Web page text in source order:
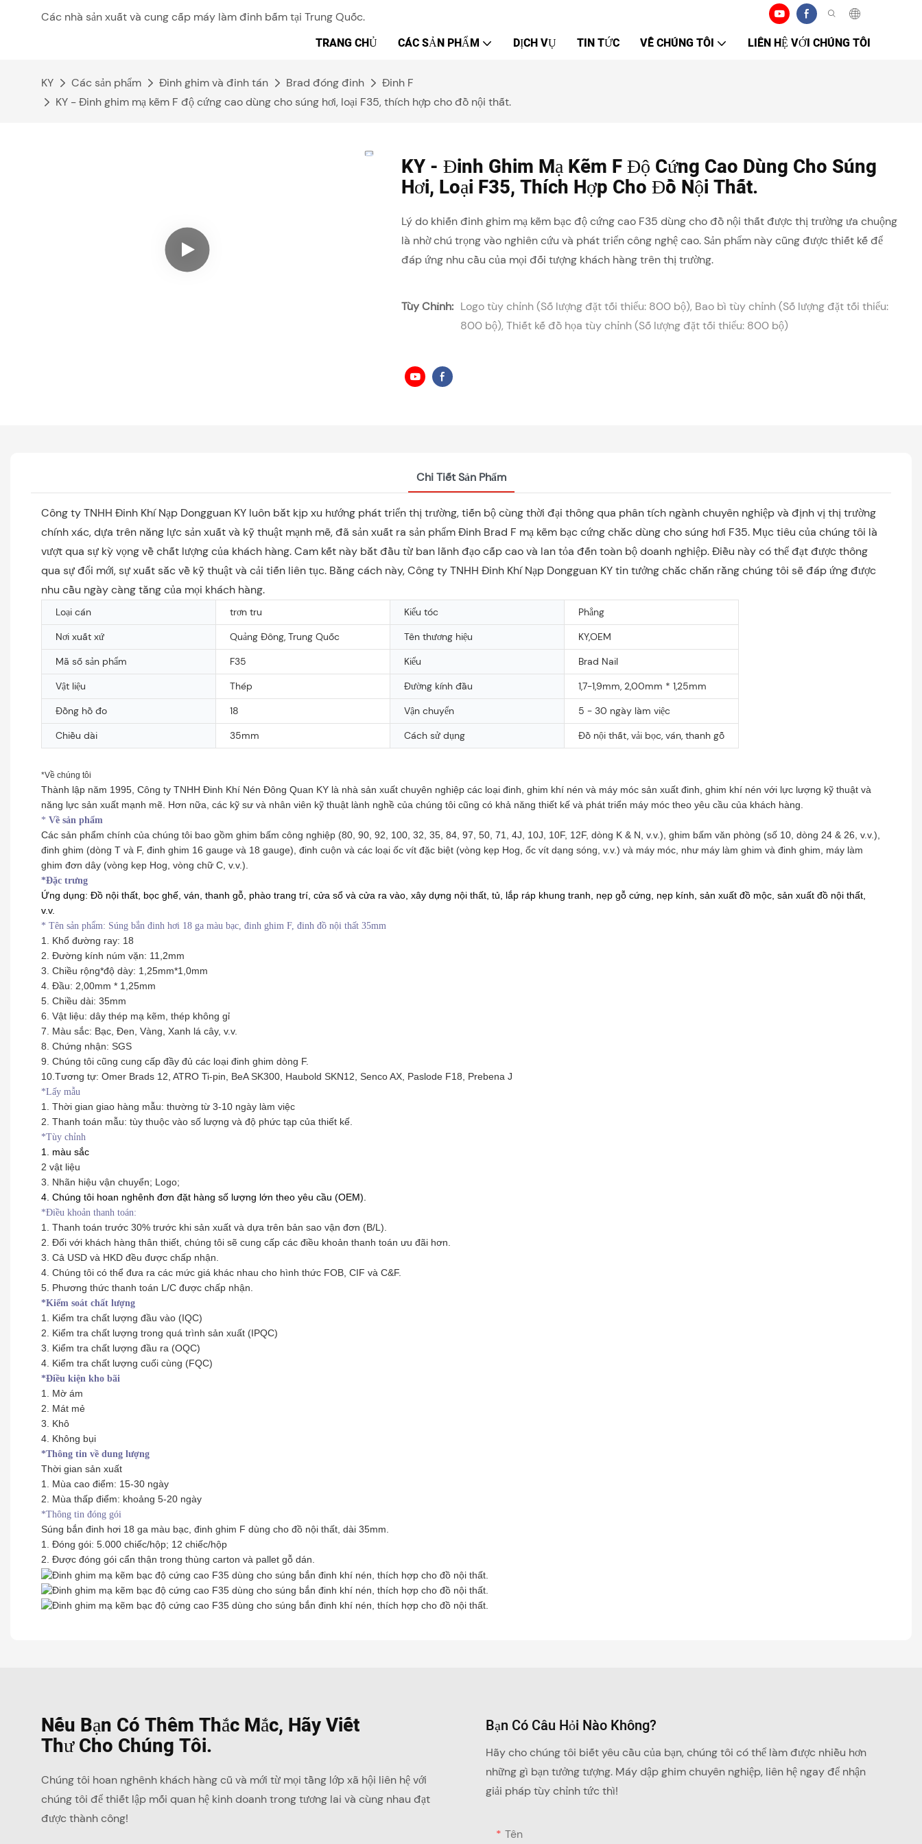
Các nhà sản xuất và cung cấp máy làm đinh bấm tại Trung Quốc.
TRANG CHỦ CÁC SẢN PHẨM DỊCH VỤ TIN TỨC VỀ CHÚNG TÔI LIÊN HỆ VỚI CHÚNG TÔI
KY Các sản phẩm Đinh ghim và đinh tán Brad đóng đinh
Đinh F
KY - Đinh ghim mạ kẽm F độ cứng cao dùng cho súng hơi, loại F35, thích hợp cho đồ nội thất.
KY - Đinh Ghim Mạ Kẽm F Độ Cứng Cao Dùng Cho Súng
Hơi, Loại F35, Thích Hợp Cho Đồ Nội Thất.
Lý do khiến đinh ghim mạ kẽm bạc độ cứng cao F35 dùng cho đồ nội thất được thị trường ưa chuộng
là nhờ chú trọng vào nghiên cứu và phát triển công nghệ cao. Sản phẩm này cũng được thiết kế để
đáp ứng nhu cầu của mọi đối tượng khách hàng trên thị trường.
Tùy Chỉnh: Logo tùy chỉnh (Số lượng đặt tối thiểu: 800 bộ), Bao bì tùy chỉnh (Số lượng đặt tối thiểu:
800 bộ), Thiết kế đồ họa tùy chỉnh (Số lượng đặt tối thiểu: 800 bộ)
Chi Tiết Sản Phẩm
Công ty TNHH Đinh Khí Nạp Dongguan KY luôn bắt kịp xu hướng phát triển thị trường, tiến bộ cùng thời đại thông qua phân tích ngành chuyên nghiệp và định vị thị trường
chính xác, dựa trên năng lực sản xuất và kỹ thuật mạnh mẽ, đã sản xuất ra sản phẩm Đinh Brad F mạ kẽm bạc cứng chắc dùng cho súng hơi F35. Mục tiêu của chúng tôi là
vượt qua sự kỳ vọng về chất lượng của khách hàng. Cam kết này bắt đầu từ ban lãnh đạo cấp cao và lan tỏa đến toàn bộ doanh nghiệp. Điều này có thể đạt được thông
qua sự đổi mới, sự xuất sắc về kỹ thuật và cải tiến liên tục. Bằng cách này, Công ty TNHH Đinh Khí Nạp Dongguan KY tin tưởng chắc chắn rằng chúng tôi sẽ đáp ứng được
nhu cầu ngày càng tăng của mọi khách hàng.
Loại cán trơn tru Kiểu tóc
Phẳng
Nơi xuất xứ
Quảng Đông, Trung Quốc Tên thương hiệu
KY,OEM
Mã số sản phẩm
F35 Kiểu
Brad Nail
Vật liệu
Thép Đường kính đầu
1,7-1,9mm, 2,00mm * 1,25mm
Đồng hồ đo
18 Vận chuyển
5 - 30 ngày làm việc
Chiều dài
35mm Cách sử dụng Đồ nội thất, vải bọc, ván, thanh gỗ
*Về chúng tôi
Thành lập năm 1995, Công ty TNHH Đinh Khí Nén Đông Quan KY là nhà sản xuất chuyên nghiệp các loại đinh, ghim khí nén và máy móc sản xuất đinh, ghim khí nén với lực lượng kỹ thuật và
năng lực sản xuất mạnh mẽ. Hơn nữa, các kỹ sư và nhân viên kỹ thuật lành nghề của chúng tôi cũng có khả năng thiết kế và phát triển máy móc theo yêu cầu của khách hàng.
* Về sản phẩm
Các sản phẩm chính của chúng tôi bao gồm ghim bấm công nghiệp (80, 90, 92, 100, 32, 35, 84, 97, 50, 71, 4J, 10J, 10F, 12F, dòng K & N, v.v.), ghim bấm văn phòng (số 10, dòng 24 & 26, v.v.),
đinh ghim (dòng T và F, đinh ghim 16 gauge và 18 gauge), đinh cuộn và các loại ốc vít đặc biệt (vòng kẹp Hog, ốc vít dạng sóng, v.v.) và máy móc, như máy làm ghim và đinh ghim, máy làm
ghim đơn dây (vòng kẹp Hog, vòng chữ C, v.v.).
*Đặc trưng
Ứng dụng: Đồ nội thất, bọc ghế, ván, thanh gỗ, phào trang trí, cửa sổ và cửa ra vào, xây dựng nội thất, tủ, lắp ráp khung tranh, nẹp gỗ cứng, nẹp kính, sản xuất đồ mộc, sản xuất đồ nội thất,
v.v.
* Tên sản phẩm: Súng bắn đinh hơi 18 ga màu bạc, đinh ghim F, đinh đồ nội thất 35mm
1. Khổ đường ray: 18
2. Đường kính núm vặn: 11,2mm
3. Chiều rộng*độ dày: 1,25mm*1,0mm
4. Đầu: 2,00mm * 1,25mm
5. Chiều dài: 35mm
6. Vật liệu: dây thép mạ kẽm, thép không gỉ
7. Màu sắc: Bạc, Đen, Vàng, Xanh lá cây, v.v.
8. Chứng nhận: SGS
9. Chúng tôi cũng cung cấp đầy đủ các loại đinh ghim dòng F.
10.Tương tự: Omer Brads 12, ATRO Ti-pin, BeA SK300, Haubold SKN12, Senco AX, Paslode F18, Prebena J
*Lấy mẫu
1. Thời gian giao hàng mẫu: thường từ 3-10 ngày làm việc
2. Thanh toán mẫu: tùy thuộc vào số lượng và độ phức tạp của thiết kế.
*Tùy chỉnh
1. màu sắc
2 vật liệu
3. Nhãn hiệu vận chuyển; Logo;
4. Chúng tôi hoan nghênh đơn đặt hàng số lượng lớn theo yêu cầu (OEM).
*Điều khoản thanh toán:
1. Thanh toán trước 30% trước khi sản xuất và dựa trên bản sao vận đơn (B/L).
2. Đối với khách hàng thân thiết, chúng tôi sẽ cung cấp các điều khoản thanh toán ưu đãi hơn.
3. Cả USD và HKD đều được chấp nhận.
4. Chúng tôi có thể đưa ra các mức giá khác nhau cho hình thức FOB, CIF và C&F.
5. Phương thức thanh toán L/C được chấp nhận.
*Kiểm soát chất lượng
1. Kiểm tra chất lượng đầu vào (IQC)
2. Kiểm tra chất lượng trong quá trình sản xuất (IPQC)
3. Kiểm tra chất lượng đầu ra (OQC)
4. Kiểm tra chất lượng cuối cùng (FQC)
*Điều kiện kho bãi
1. Mờ ám
2. Mát mẻ
3. Khô
4. Không bụi
*Thông tin về dung lượng
Thời gian sản xuất
1. Mùa cao điểm: 15-30 ngày
2. Mùa thấp điểm: khoảng 5-20 ngày
*Thông tin đóng gói
Súng bắn đinh hơi 18 ga màu bạc, đinh ghim F dùng cho đồ nội thất, dài 35mm.
1. Đóng gói: 5.000 chiếc/hộp; 12 chiếc/hộp
2. Được đóng gói cẩn thận trong thùng carton và pallet gỗ dán.
Nếu Bạn Có Thêm Thắc Mắc, Hãy Viết
Thư Cho Chúng Tôi.
Chúng tôi hoan nghênh khách hàng cũ và mới từ mọi tầng lớp xã hội liên hệ với
chúng tôi để thiết lập mối quan hệ kinh doanh trong tương lai và cùng nhau đạt
được thành công!
Bạn Có Câu Hỏi Nào Không?
Hãy cho chúng tôi biết yêu cầu của bạn, chúng tôi có thể làm được nhiều hơn
những gì bạn tưởng tượng. Máy dập ghim chuyên nghiệp, liên hệ ngay để nhận
giải pháp tùy chỉnh tức thì!
Tên